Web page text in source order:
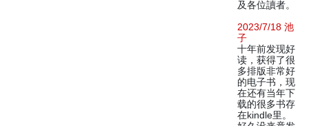
及各位讀者。
2023/7/18 池
子
十年前发现好
读，获得了很
多排版非常好
的电子书，现
在还有当年下
载的很多书存
在kindle里。